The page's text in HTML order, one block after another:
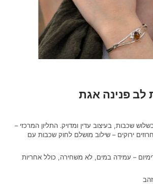
פנינה אגת
שכבות, בעיצוב עדין ומדויק. התליון המרכזי –
ירוקים – שילוב מושלם לחוק שכבות עם
– עמידה במים, לא משחירה, כולל אחריות